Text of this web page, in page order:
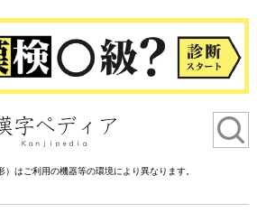
はご利用の機器等の環境により異なります。